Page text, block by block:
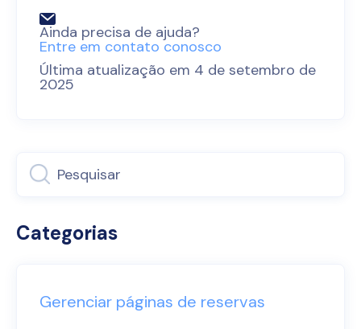
Ainda precisa de ajuda?
Entre em contato conosco
Última atualização em 4 de setembro de
2025
Categorias
Gerenciar páginas de reservas